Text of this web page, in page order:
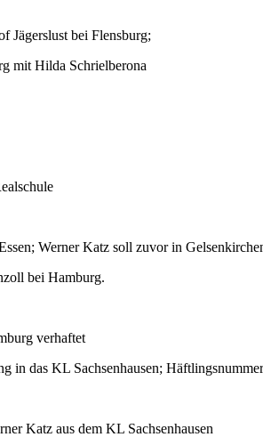
Jägerslust bei Flensburg;
mit Hilda Schrielberona
Werner Katz soll zuvor in
bei Hamburg.
verhaftet
in das KL Sachsenhausen;
Katz aus dem KL Sachsenhausen